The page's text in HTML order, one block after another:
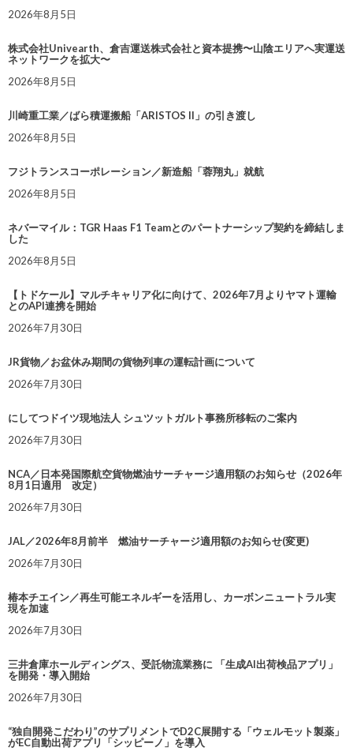
2026年8月5日
株式会社Univearth、倉吉運送株式会社と資本提携〜山陰エリアへ実運送
ネットワークを拡大〜
2026年8月5日
川崎重工業／ばら積運搬船「ARISTOS II」の引き渡し
2026年8月5日
フジトランスコーポレーション／新造船「蓉翔丸」就航
2026年8月5日
ネバーマイル：TGR Haas F1 Teamとのパートナーシップ契約を締結しま
した
2026年8月5日
【トドケール】マルチキャリア化に向けて、2026年7月よりヤマト運輸
とのAPI連携を開始
2026年7月30日
JR貨物／お盆休み期間の貨物列車の運転計画について
2026年7月30日
にしてつドイツ現地法人 シュツットガルト事務所移転のご案内
2026年7月30日
NCA／日本発国際航空貨物燃油サーチャージ適用額のお知らせ（2026年
8月1日適用 改定）
2026年7月30日
JAL／2026年8月前半 燃油サーチャージ適用額のお知らせ(変更)
2026年7月30日
椿本チエイン／再生可能エネルギーを活用し、カーボンニュートラル実
現を加速
2026年7月30日
三井倉庫ホールディングス、受託物流業務に 「生成AI出荷検品アプリ」
を開発・導入開始
2026年7月30日
“独自開発こだわり”のサプリメントでD2C展開する「ウェルモット製薬」
がEC自動出荷アプリ「シッピーノ」を導入